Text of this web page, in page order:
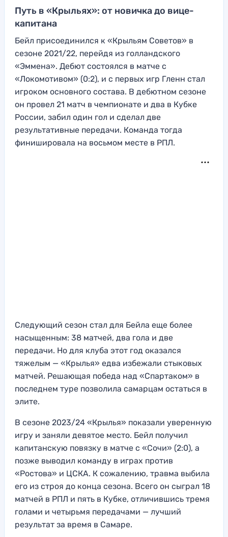
Путь в «Крыльях»: от новичка до вице-
капитана
Бейл присоединился к «Крыльям Советов» в
сезоне 2021/22, перейдя из голландского
«Эммена». Дебют состоялся в матче с
«Локомотивом» (0:2), и с первых игр Гленн стал
игроком основного состава. В дебютном сезоне
он провел 21 матч в чемпионате и два в Кубке
России, забил один гол и сделал две
результативные передачи. Команда тогда
финишировала на восьмом месте в РПЛ.
Следующий сезон стал для Бейла еще более
насыщенным: 38 матчей, два гола и две
передачи. Но для клуба этот год оказался
тяжелым — «Крылья» едва избежали стыковых
матчей. Решающая победа над «Спартаком» в
последнем туре позволила самарцам остаться в
элите.
В сезоне 2023/24 «Крылья» показали уверенную
игру и заняли девятое место. Бейл получил
капитанскую повязку в матче с «Сочи» (2:0), а
позже выводил команду в играх против
«Ростова» и ЦСКА. К сожалению, травма выбила
его из строя до конца сезона. Всего он сыграл 18
матчей в РПЛ и пять в Кубке, отличившись тремя
голами и четырьмя передачами — лучший
результат за время в Самаре.